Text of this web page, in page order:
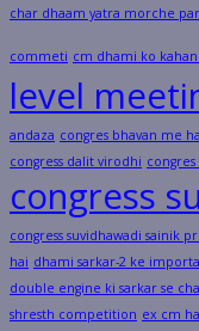
char dhaam yatra morche
commeti cm dhami ko
level
andaza congres bhavan me
congress dalit virodhi
congress
congress suvidhawadi sainik
hai dhami sarkar-2 ke
double engine ki sarkar se
shresth competition ex cm